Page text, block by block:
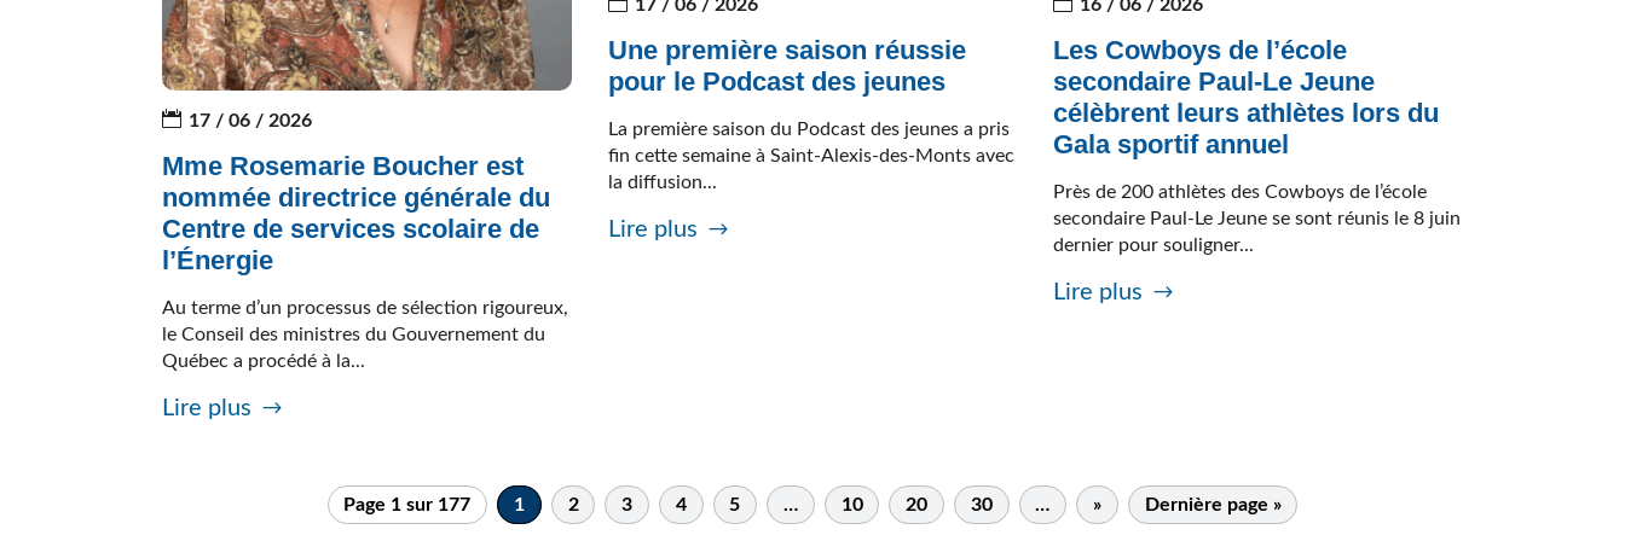
17 / 06 / 2026
Mme Rosemarie Boucher est
nommée directrice générale du
Centre de services scolaire de
l’Énergie
Au terme d’un processus de sélection rigoureux,
le Conseil des ministres du Gouvernement du
Québec a procédé à la...
Lire plus
17 / 06 / 2026
Une première saison réussie
pour le Podcast des jeunes
La première saison du Podcast des jeunes a pris
fin cette semaine à Saint-Alexis-des-Monts avec
la diffusion...
Lire plus
16 / 06 / 2026
Les Cowboys de l’école
secondaire Paul-Le Jeune
célèbrent leurs athlètes lors du
Gala sportif annuel
Près de 200 athlètes des Cowboys de l’école
secondaire Paul-Le Jeune se sont réunis le 8 juin
dernier pour souligner...
Lire plus
Page 1 sur 177 1 2 3 4 5 … 10 20 30 … » Dernière page »